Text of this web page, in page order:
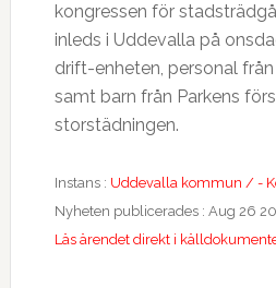
kongressen för
inleds i Uddevalla på
drift-enheten, personal
samt barn från Parkens
storstädningen.
Instans : Uddevalla kommun / -
Nyheten publicerades : Aug 26
Läs ärendet direkt i